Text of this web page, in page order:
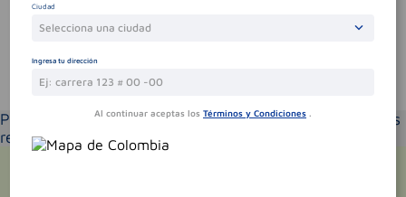
Te puede interesar
Por favor selecciona tu ubicación y verás los productos
recomendados según la cobertura de entrega
Ciudad
Selecciona una ciudad
Ingresa tu dirección
Al continuar aceptas los Términos y Condiciones .